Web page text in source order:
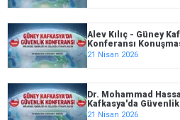
Alev Kılıç - Güney
Konferansı
21 Nisan 2026
Dr. Mohammad
Kafkasya'da
21 Nisan 2026